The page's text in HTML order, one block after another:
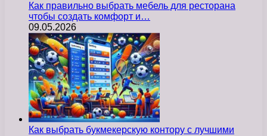
Как правильно выбрать мебель для ресторана
чтобы создать комфорт и…
09.05.2026
Как выбрать букмекерскую контору с лучшими